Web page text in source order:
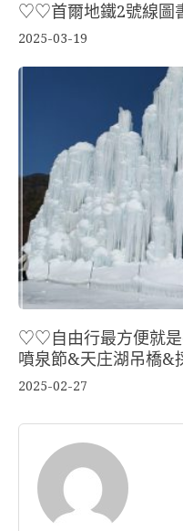
♡♡首爾地鐵2號線
2025-03-19
♡♡自由行最方便就是
噴泉節&天庄湖吊橋
2025-02-27